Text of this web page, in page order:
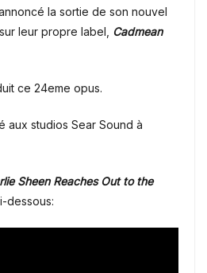
la sortie de son nouvel
leur propre label,
Cadmean
ce 24eme opus.
aux studios Sear Sound à
Sheen Reaches Out to the
dessous: